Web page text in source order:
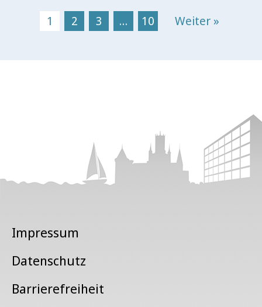
1 2 3 … 10 Weiter »
Impressum
Datenschutz
Barrierefreiheit